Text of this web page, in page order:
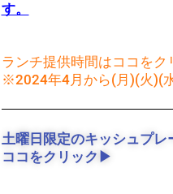
す。
ランチ提供時間はココを
※2024年4月から(月)(火)(
土曜日限定のキッシュプ
ココをクリック▶